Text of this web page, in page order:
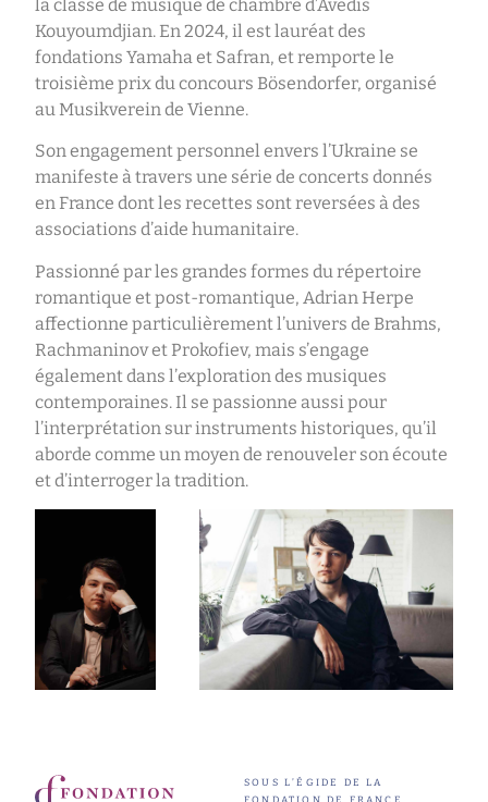
la classe de musique de chambre d’Avedis
Kouyoumdjian. En 2024, il est lauréat des
fondations Yamaha et Safran, et remporte le
troisième prix du concours Bösendorfer, organisé
au Musikverein de Vienne.
Son engagement personnel envers l’Ukraine se
manifeste à travers une série de concerts donnés
en France dont les recettes sont reversées à des
associations d’aide humanitaire.
Passionné par les grandes formes du répertoire
romantique et post-romantique, Adrian Herpe
affectionne particulièrement l’univers de Brahms,
Rachmaninov et Prokofiev, mais s’engage
également dans l’exploration des musiques
contemporaines. Il se passionne aussi pour
l’interprétation sur instruments historiques, qu’il
aborde comme un moyen de renouveler son écoute
et d’interroger la tradition.
SOUS L’ÉGIDE DE LA